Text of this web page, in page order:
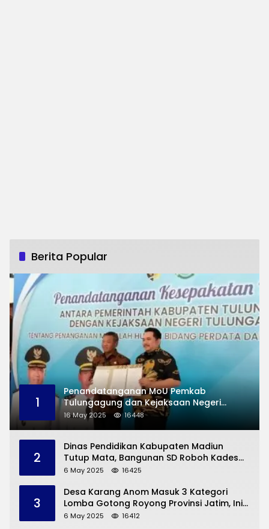
Berita Popular
1
Penandatanganan MoU Pemkab
Tulungagung dan Kejaksaan Negeri
Permasalahan Hukum
16 May 2025 16448
2
Dinas Pendidikan Kabupaten Madiun
Tutup Mata, Bangunan SD Roboh Kades
Dermorejo Bangun Pakai Dana Pribadi
6 May 2025 16425
3
Desa Karang Anom Masuk 3 Kategori
Lomba Gotong Royong Provinsi Jatim, Ini
yang Disampaikan Sekda Trenggalek
6 May 2025 16412